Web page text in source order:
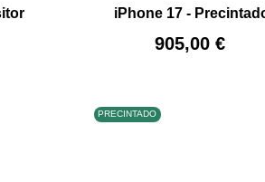
iPhone 17 -
Precio
905,00 €
PRECINTADO